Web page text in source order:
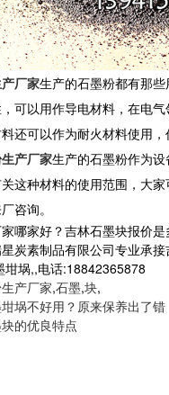
厂家生产的石墨粉都有那
可以用作导电材料，在电
还可以作为耐火材料使用
产厂家生产的石墨粉作为
这种材料的使用范围，大
咨询。
哪家好？吉林石墨块报价
炭素制品有限公司专业承
坩埚,,电话:18842365878
产厂家,石墨,块,
埚不好用？原来保养出了错
的优良特点